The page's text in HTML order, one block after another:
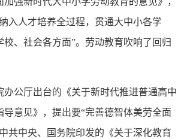
入人才培养全过程，贯通大中小各学
校、社会各方面”。劳动教育吹响了回归
办公厅出台的《关于新时代推进普通高中
导意见》，提出要“完善德智体美劳全面
共中央、国务院印发的《关于深化教育